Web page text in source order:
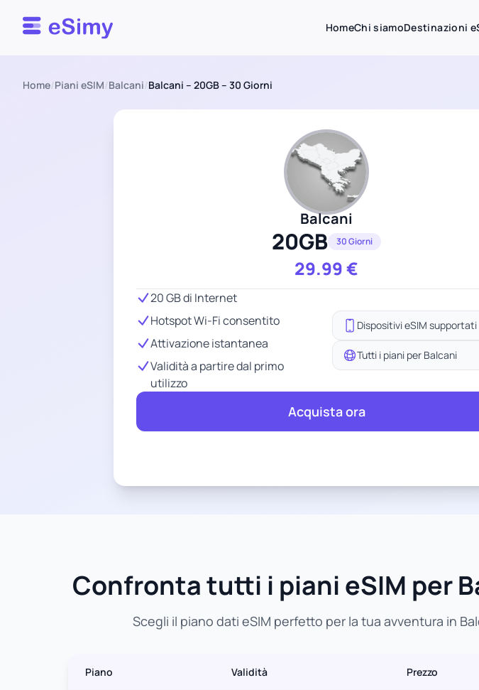
Esimy HomeChi siamoDestinazioni
Home/Piani eSIM/Balcani/Balcani – 20GB – 30 Giorni
Balcani
20GB 30 Giorni
29.99€
20 GB di Internet
Hotspot Wi-Fi consentito
Attivazione istantanea
Validità a partire dal primo
utilizzo
Dispositivi eSIM supportati
Tutti i piani per Balcani
Acquista ora
Confronta tutti i piani eSIM per
Scegli il piano dati eSIM perfetto per la tua avventura in
Piano Validità Prezzo